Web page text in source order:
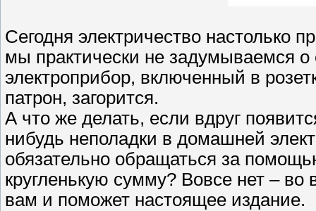
Сегодня электричество настолько
мы практически не задумываемся
электроприбор, включенный в
патрон, загорится.
А что же делать, если вдруг
нибудь неполадки в домашней
обязательно обращаться за
кругленькую сумму? Вовсе нет –
вам и поможет настоящее издание.